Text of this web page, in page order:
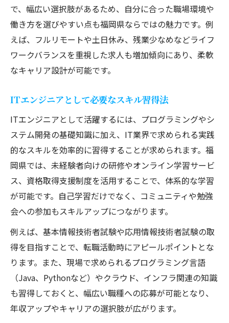
で、幅広い選択肢があるため、自分に合った職場環境や
働き方を選びやすい点も福岡県ならではの魅力です。例
えば、フルリモートや土日休み、残業少なめなどライフ
ワークバランスを重視した求人も増加傾向にあり、柔軟
なキャリア設計が可能です。
ITエンジニアとして必要なスキル習得法
ITエンジニアとして活躍するには、プログラミングやシ
ステム開発の基礎知識に加え、IT業界で求められる実践
的なスキルを効率的に習得することが求められます。福
岡県では、未経験者向けの研修やオンライン学習サービ
ス、資格取得支援制度を活用することで、体系的な学習
が可能です。自己学習だけでなく、コミュニティや勉強
会への参加もスキルアップにつながります。
例えば、基本情報技術者試験や応用情報技術者試験の取
得を目指すことで、転職活動時にアピールポイントとな
ります。また、現場で求められるプログラミング言語
（Java、Pythonなど）やクラウド、インフラ関連の知識
も習得しておくと、幅広い職種への応募が可能となり、
年収アップやキャリアの選択肢が広がります。